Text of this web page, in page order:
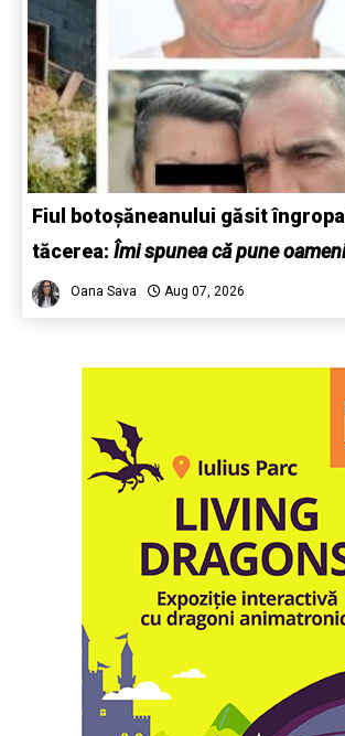
Fiul botoșăneanului găsit
tăcerea: Îmi spunea că pune
Oana Sava Aug 07, 2026